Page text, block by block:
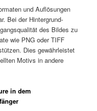
und Auflösungen
Bei der Hintergrund-
des Bildes zu
wie PNG oder TIFF
Dies gewährleistet
Motivs in andere
in dem